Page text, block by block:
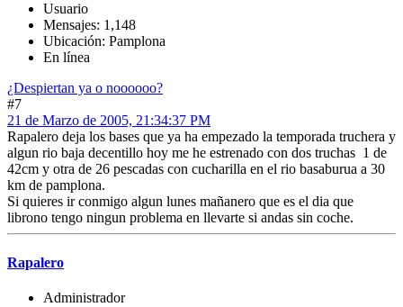
Usuario
Mensajes: 1,148
Ubicación: Pamplona
En línea
¿Despiertan ya o noooooo?
#7
21 de Marzo de 2005, 21:34:37 PM
Rapalero deja los bases que ya ha empezado la temporada truchera y
algun rio baja decentillo hoy me he estrenado con dos truchas 1 de
42cm y otra de 26 pescadas con cucharilla en el rio basaburua a 30
km de pamplona.
Si quieres ir conmigo algun lunes mañanero que es el dia que
librono tengo ningun problema en llevarte si andas sin coche.
Rapalero
Administrador